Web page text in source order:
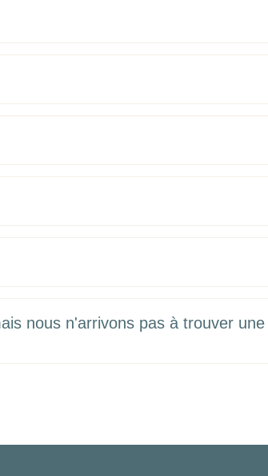
nous n'arrivons pas à trouver